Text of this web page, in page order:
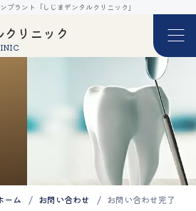
プラント「しじまデンタルクリニック」
リニック
ーム お問い合わせ お問い合わせ完了